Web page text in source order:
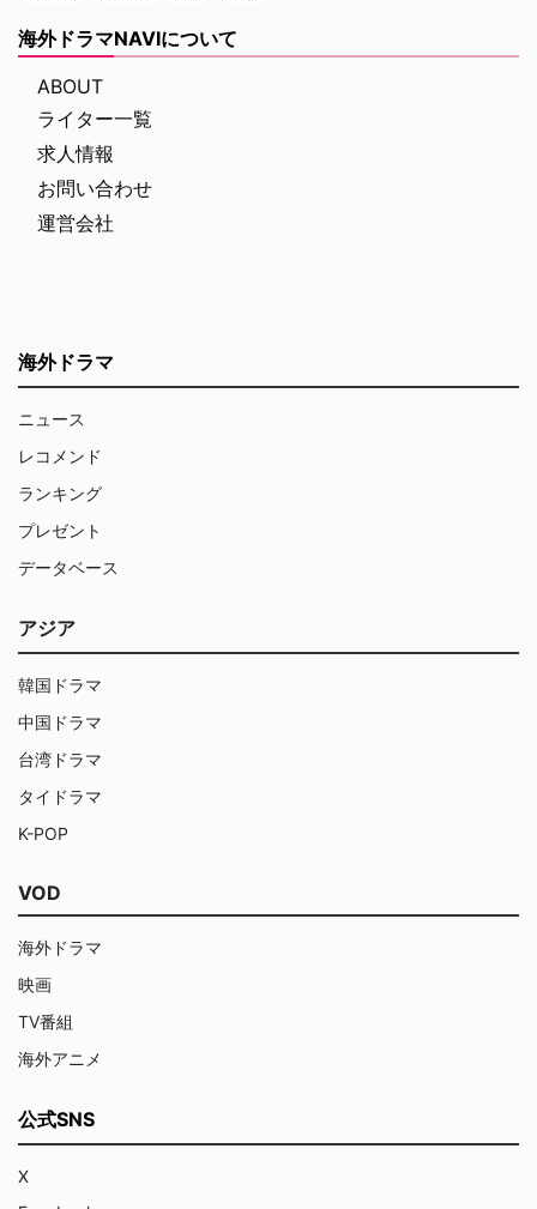
海外ドラマNAVIについて
ABOUT
ライター一覧
求人情報
お問い合わせ
運営会社
海外ドラマ
ニュース
レコメンド
ランキング
プレゼント
データベース
アジア
韓国ドラマ
中国ドラマ
台湾ドラマ
タイドラマ
K-POP
VOD
海外ドラマ
映画
TV番組
海外アニメ
公式SNS
X